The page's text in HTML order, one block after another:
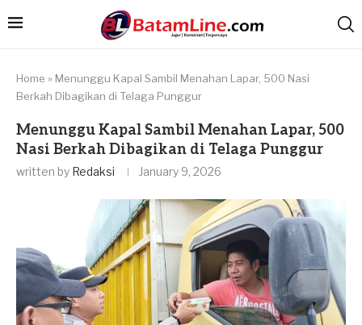
Home » Menunggu Kapal Sambil Menahan Lapar, 500 Nasi
Berkah Dibagikan di Telaga Punggur
Menunggu Kapal Sambil Menahan Lapar, 500
Nasi Berkah Dibagikan di Telaga Punggur
written by Redaksi January 9, 2026